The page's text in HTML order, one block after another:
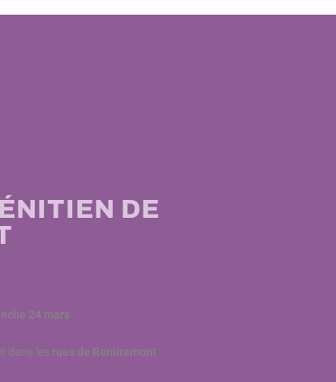
DE
24 mars
dans les rues de Remiremont